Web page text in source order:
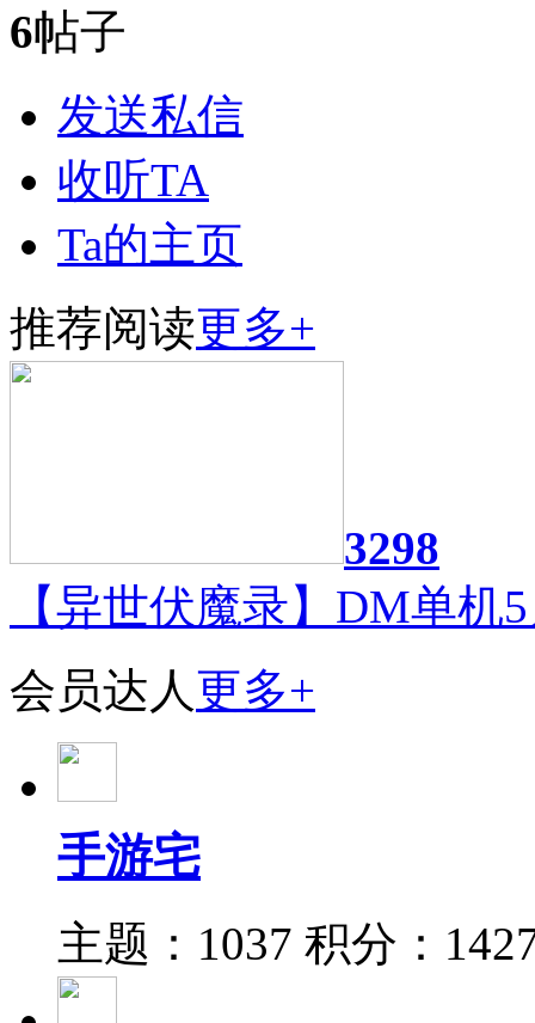
6帖子
发送私信
收听TA
Ta的主页
推荐阅读更多+
3298
【异世伏魔录】DM单机
会员达人更多+
手游宅
主题：1037 积分：